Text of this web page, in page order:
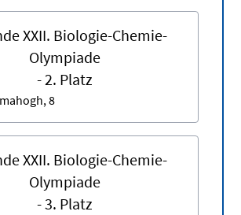
XXII. Biologie-Chemie-
Olympiade
- 2. Platz
8
XXII. Biologie-Chemie-
Olympiade
- 3. Platz